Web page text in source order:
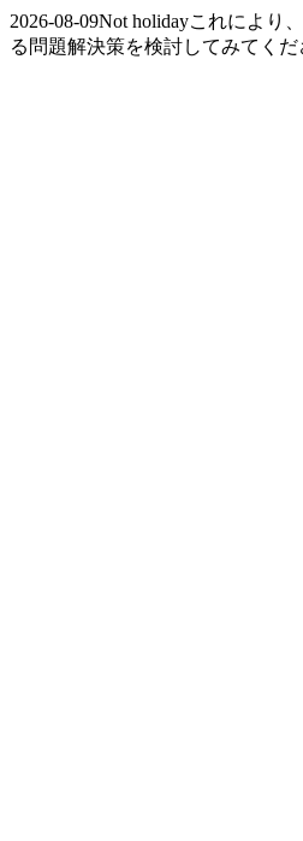
2026-08-09Not holidayこれによ
る問題解決策を検討してみてくだ